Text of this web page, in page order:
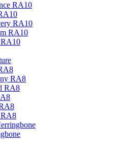
RA10
RA10
RA10
RA10
RA8
RA8